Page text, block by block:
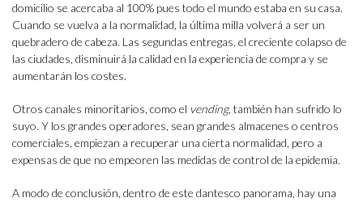
domicilio se acercaba al 100% pues todo el mundo estaba en su casa.
Cuando se vuelva a la normalidad, la última milla volverá a ser un
quebradero de cabeza. Las segundas entregas, el creciente colapso de
las ciudades, disminuirá la calidad en la experiencia de compra y se
aumentarán los costes.
Otros canales minoritarios, como el vending, también han sufrido lo
suyo. Y los grandes operadores, sean grandes almacenes o centros
comerciales, empiezan a recuperar una cierta normalidad, pero a
expensas de que no empeoren las medidas de control de la epidemia.
A modo de conclusión, dentro de este dantesco panorama, hay una